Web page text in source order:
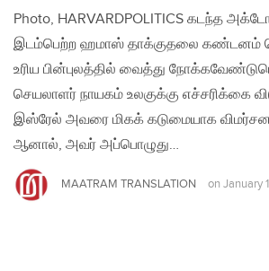
Photo, HARVARDPOLITICS கடந்த
இடம்பெற்ற ஹமாஸ் தாக்குதலை கண்டனம்
உரிய பின்புலத்தில் வைத்து
செயலாளர் நாயகம் உலகுக்கு எச்சரிக்கை
இஸ்ரேல் அவரை மிகக் கடுமையாக
ஆனால், அவர் அப்பொழுது…
MAATRAM TRANSLATION on January